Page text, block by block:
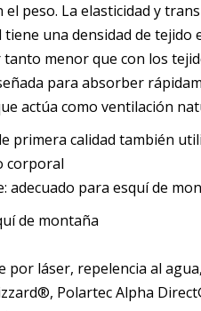
peso. La elasticidad y
una densidad de
menor que con los
para absorber
actúa como ventilación
calidad también
corporal
para esquí de
de montaña
por láser, repelencia al
Polartec Alpha